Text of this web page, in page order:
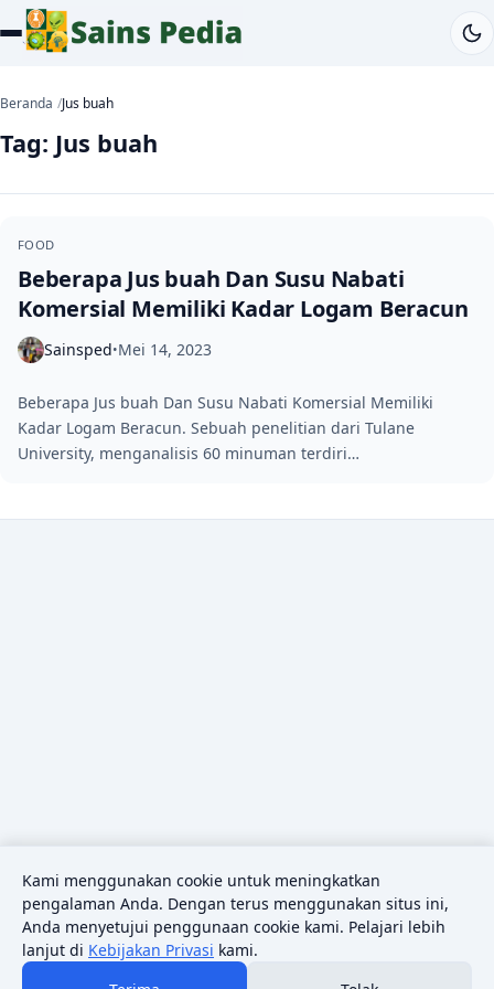
Beranda Jus buah
Tag: Jus buah
FOOD
Beberapa Jus buah Dan Susu Nabati
Komersial Memiliki Kadar Logam Beracun
Sainsped•Mei 14, 2023
Beberapa Jus buah Dan Susu Nabati Komersial Memiliki
Kadar Logam Beracun. Sebuah penelitian dari Tulane
University, menganalisis 60 minuman terdiri…
Kami menggunakan cookie untuk meningkatkan
pengalaman Anda. Dengan terus menggunakan situs ini,
Anda menyetujui penggunaan cookie kami. Pelajari lebih
lanjut di Kebijakan Privasi kami.